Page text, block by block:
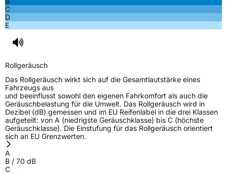
C
D
E
Rollgeräusch
Das Rollgeräusch wirkt sich auf die Gesamtlautstärke eines
Fahrzeugs aus
und beeinflusst sowohl den eigenen Fahrkomfort als auch die
Geräuschbelastung für die Umwelt. Das Rollgeräusch wird in
Dezibel (dB) gemessen und im EU Reifenlabel in die drei Klassen
aufgeteilt: von A (niedrigste Geräuschklasse) bis C (höchste
Geräuschklasse). Die Einstufung für das Rollgeräusch orientiert
sich an EU Grenzwerten.
A
B / 70 dB
C